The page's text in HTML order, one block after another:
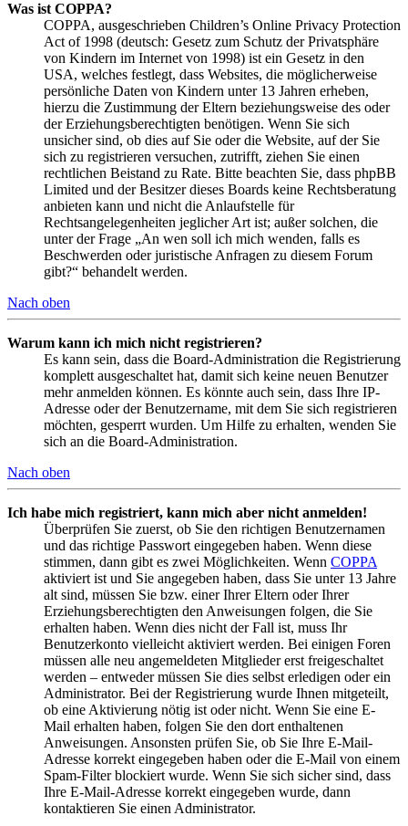
Was ist COPPA?
COPPA, ausgeschrieben Children’s Online Privacy Protection
Act of 1998 (deutsch: Gesetz zum Schutz der Privatsphäre
von Kindern im Internet von 1998) ist ein Gesetz in den
USA, welches festlegt, dass Websites, die möglicherweise
persönliche Daten von Kindern unter 13 Jahren erheben,
hierzu die Zustimmung der Eltern beziehungsweise des oder
der Erziehungsberechtigten benötigen. Wenn Sie sich
unsicher sind, ob dies auf Sie oder die Website, auf der Sie
sich zu registrieren versuchen, zutrifft, ziehen Sie einen
rechtlichen Beistand zu Rate. Bitte beachten Sie, dass phpBB
Limited und der Besitzer dieses Boards keine Rechtsberatung
anbieten kann und nicht die Anlaufstelle für
Rechtsangelegenheiten jeglicher Art ist; außer solchen, die
unter der Frage „An wen soll ich mich wenden, falls es
Beschwerden oder juristische Anfragen zu diesem Forum
gibt?“ behandelt werden.
Nach oben
Warum kann ich mich nicht registrieren?
Es kann sein, dass die Board-Administration die Registrierung
komplett ausgeschaltet hat, damit sich keine neuen Benutzer
mehr anmelden können. Es könnte auch sein, dass Ihre IP-
Adresse oder der Benutzername, mit dem Sie sich registrieren
möchten, gesperrt wurden. Um Hilfe zu erhalten, wenden Sie
sich an die Board-Administration.
Nach oben
Ich habe mich registriert, kann mich aber nicht anmelden!
Überprüfen Sie zuerst, ob Sie den richtigen Benutzernamen
und das richtige Passwort eingegeben haben. Wenn diese
stimmen, dann gibt es zwei Möglichkeiten. Wenn COPPA
aktiviert ist und Sie angegeben haben, dass Sie unter 13 Jahre
alt sind, müssen Sie bzw. einer Ihrer Eltern oder Ihrer
Erziehungsberechtigten den Anweisungen folgen, die Sie
erhalten haben. Wenn dies nicht der Fall ist, muss Ihr
Benutzerkonto vielleicht aktiviert werden. Bei einigen Foren
müssen alle neu angemeldeten Mitglieder erst freigeschaltet
werden – entweder müssen Sie dies selbst erledigen oder ein
Administrator. Bei der Registrierung wurde Ihnen mitgeteilt,
ob eine Aktivierung nötig ist oder nicht. Wenn Sie eine E-
Mail erhalten haben, folgen Sie den dort enthaltenen
Anweisungen. Ansonsten prüfen Sie, ob Sie Ihre E-Mail-
Adresse korrekt eingegeben haben oder die E-Mail von einem
Spam-Filter blockiert wurde. Wenn Sie sich sicher sind, dass
Ihre E-Mail-Adresse korrekt eingegeben wurde, dann
kontaktieren Sie einen Administrator.